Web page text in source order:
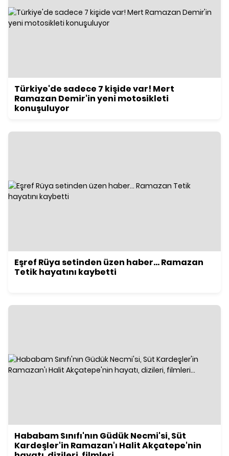
Türkiye'de sadece 7 kişide var! Mert
Ramazan Demir'in yeni motosikleti
konuşuluyor
Eşref Rüya setinden üzen haber... Ramazan
Tetik hayatını kaybetti
Hababam Sınıfı'nın Güdük Necmi'si, Süt
Kardeşler'in Ramazan'ı Halit Akçatepe'nin